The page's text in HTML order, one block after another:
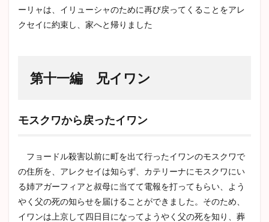
ーリャは、イリューシャのために再び戻ってくることをアレ
クセイに約束し、家へと帰りました
第十一編 兄イワン
モスクワから戻ったイワン
フョードル殺害以前に町を出て行ったイワンのモスクワで
の住所を、アレクセイは知らず、カテリーナにモスクワにい
る姉アガーフィアと叔母に当てて電報を打ってもらい、よう
やく父の死の知らせを届けることができました。そのため、
イワンは上京して四日目になってようやく父の死を知り、葬